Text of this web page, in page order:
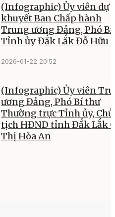
(Infographic) Ủy viên dự
khuyết Ban Chấp hành
Trung ương Đảng, Phó
Tỉnh ủy Đắk Lắk Đỗ Hữu
2026-01-22 20:52
(Infographic) Ủy viên
ương Đảng, Phó Bí thư
Thường trực Tỉnh ủy, Chủ
tịch HĐND tỉnh Đắk Lắk
Thị Hòa An